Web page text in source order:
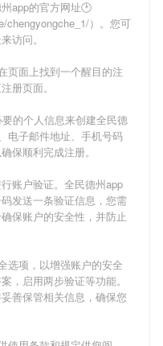
app的官方网址🕑
chengyongche_1/）。您可
访问。
页面上找到一个醒目的注
册页面。
的个人信息来创建全民德
电子邮件地址、手机号码
保顺利完成注册。
账户验证。 全民德州app
发送一条验证信息，您需
保账户的安全性，并防止
选项，以增强账户的安全
，启用两步验证等功能。
善保管相关信息，确保您